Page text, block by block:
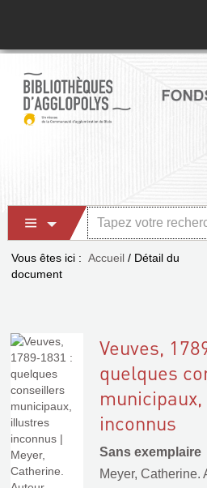
Vous êtes ici : Accueil / Détail du
document
Veuves,
quelques
inconnus
Sans exemplaire
Meyer, Catherine.